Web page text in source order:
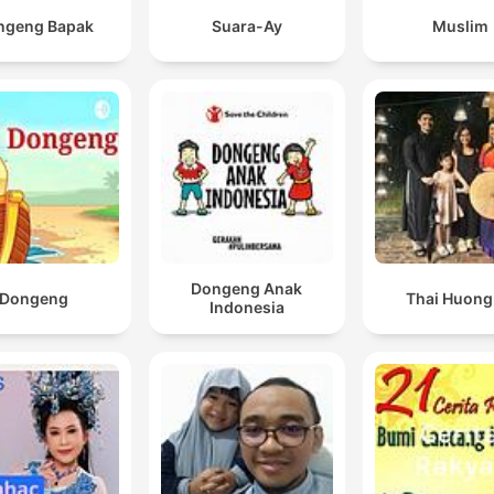
Bapak Suara-Ay Muslim
Dongeng
Dongeng Anak
Indonesia
Thai